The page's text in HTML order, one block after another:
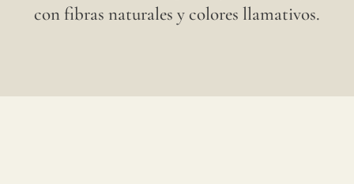
con fibras naturales y colores llamativos.